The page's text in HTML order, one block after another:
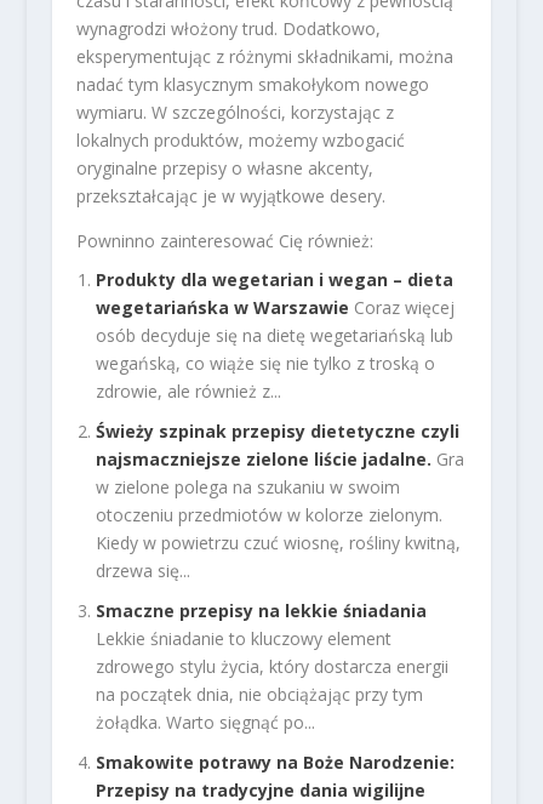
wynagrodzi włożony trud. Dodatkowo,
eksperymentując z różnymi składnikami, można
nadać tym klasycznym smakołykom nowego
wymiaru. W szczególności, korzystając z
lokalnych produktów, możemy wzbogacić
oryginalne przepisy o własne akcenty,
przekształcając je w wyjątkowe desery.
Powninno zainteresować Cię również:
Produkty dla wegetarian i wegan – dieta
wegetariańska w Warszawie Coraz więcej
osób decyduje się na dietę wegetariańską lub
wegańską, co wiąże się nie tylko z troską o
zdrowie, ale również z...
Świeży szpinak przepisy dietetyczne czyli
najsmaczniejsze zielone liście jadalne. Gra
w zielone polega na szukaniu w swoim
otoczeniu przedmiotów w kolorze zielonym.
Kiedy w powietrzu czuć wiosnę, rośliny kwitną,
drzewa się...
Smaczne przepisy na lekkie śniadania
Lekkie śniadanie to kluczowy element
zdrowego stylu życia, który dostarcza energii
na początek dnia, nie obciążając przy tym
żołądka. Warto sięgnąć po...
Smakowite potrawy na Boże Narodzenie:
Przepisy na tradycyjne dania wigilijne